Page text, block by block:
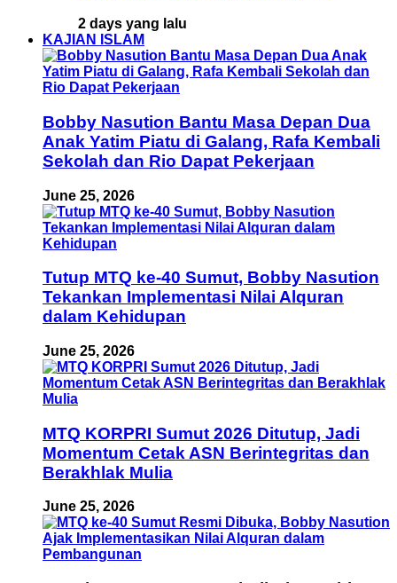
2 days yang lalu
KAJIAN ISLAM
Bobby Nasution Bantu Masa Depan Dua
Anak Yatim Piatu di Galang, Rafa Kembali
Sekolah dan Rio Dapat Pekerjaan
June 25, 2026
Tutup MTQ ke-40 Sumut, Bobby Nasution
Tekankan Implementasi Nilai Alquran
dalam Kehidupan
June 25, 2026
MTQ KORPRI Sumut 2026 Ditutup, Jadi
Momentum Cetak ASN Berintegritas dan
Berakhlak Mulia
June 25, 2026